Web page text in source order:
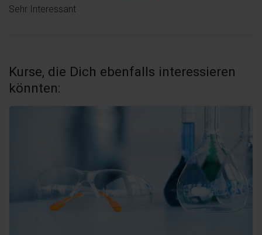
Sehr Interessant
Kurse, die Dich ebenfalls interessieren
könnten: